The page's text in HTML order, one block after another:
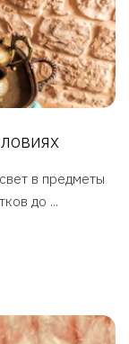
в предметы
до ...